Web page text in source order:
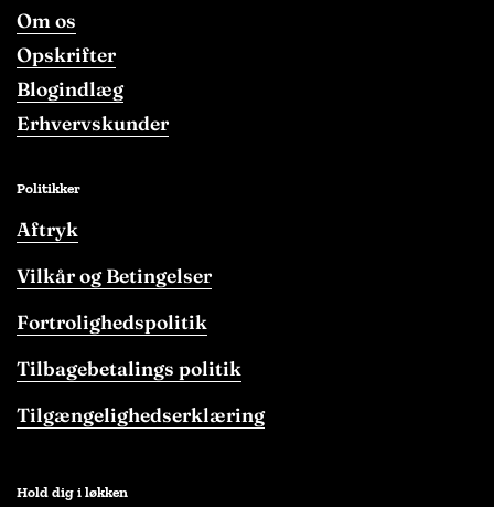
Om os
Opskrifter
Blogindlæg
Erhvervskunder
Politikker
Aftryk
Vilkår og Betingelser
Fortrolighedspolitik
Tilbagebetalings politik
Tilgængelighedserklæring
Hold dig i løkken